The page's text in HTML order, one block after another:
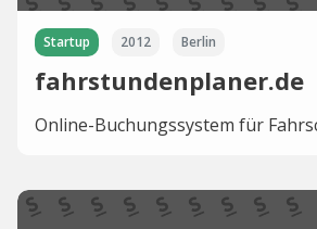
Startup 2012 Berlin
fahrstundenplaner.de
Online-Buchungssystem für